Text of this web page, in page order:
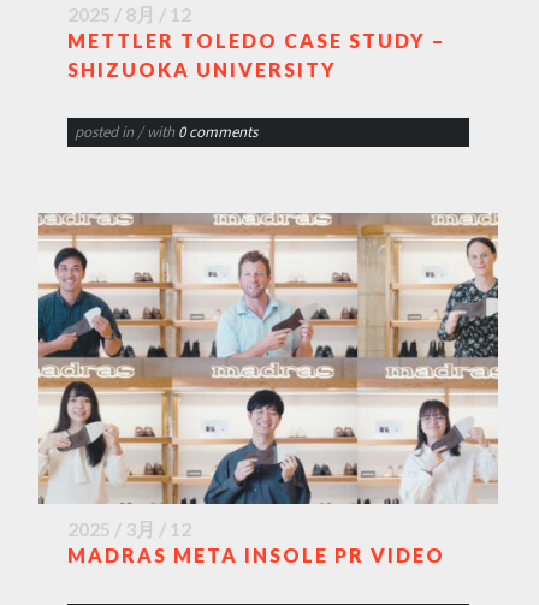
2025 / 8月 / 12
METTLER TOLEDO CASE STUDY –
SHIZUOKA UNIVERSITY
posted in / with 0 comments
2025 / 3月 / 12
MADRAS META INSOLE PR VIDEO